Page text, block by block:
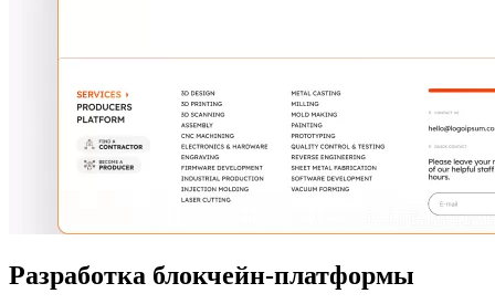
Разработка блокчейн-платформы